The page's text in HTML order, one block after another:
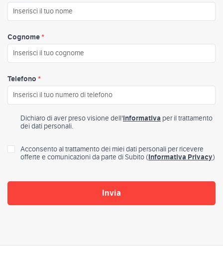
Cognome *
Telefono *
Dichiaro di aver preso visione dell' informativa per il trattamento
dei dati personali.
Acconsento al trattamento dei miei dati personali per ricevere
offerte e comunicazioni da parte di Subito ( Informativa Privacy)